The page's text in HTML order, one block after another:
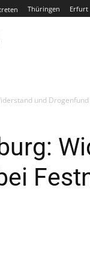
Thüringen Erfurt
und